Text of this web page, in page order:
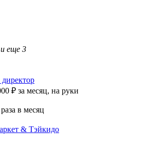
и еще 3
₽ за месяц, на руки
в месяц
& Тэйкидо